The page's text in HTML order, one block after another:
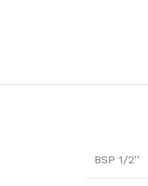
BSP 1/2''